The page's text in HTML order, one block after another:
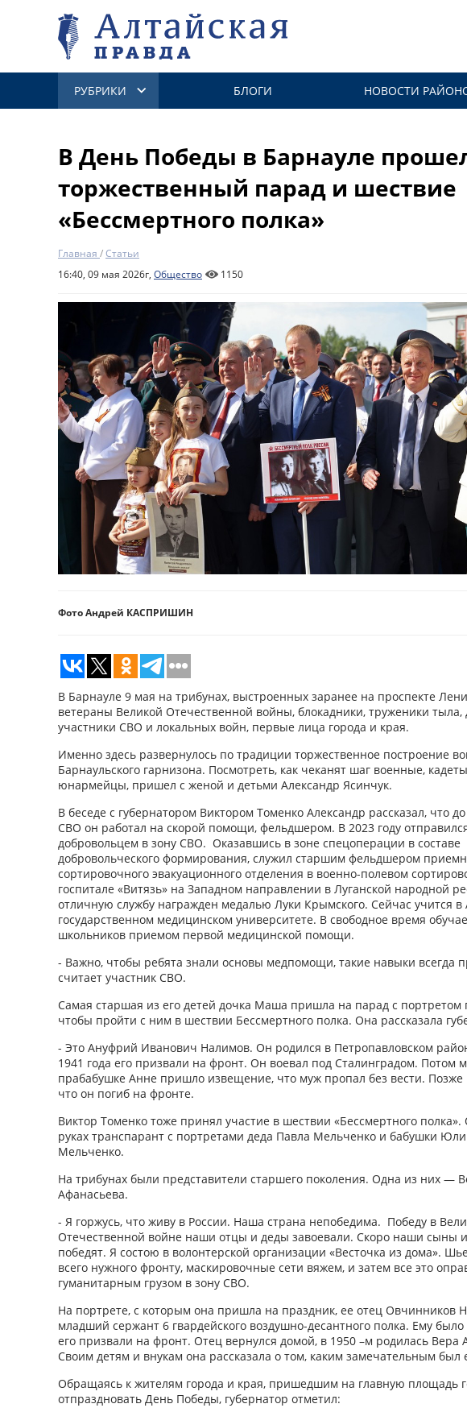
РУБРИКИ БЛОГИ НОВОСТИ
В День Победы в Барнауле
торжественный парад и шествие
«Бессмертного полка»
Главная /Статьи
16:40, 09 мая 2026г, Общество 1150
Фото Андрей КАСПРИШИН
В Барнауле 9 мая на трибунах, выстроенных заранее на проспекте
ветераны Великой Отечественной войны, блокадники, труженики тыла,
участники СВО и локальных войн, первые лица города и края.
Именно здесь развернулось по традиции торжественное построение
Барнаульского гарнизона. Посмотреть, как чеканят шаг военные,
юнармейцы, пришел с женой и детьми Александр Ясинчук.
В беседе с губернатором Виктором Томенко Александр рассказал, что
СВО он работал на скорой помощи, фельдшером. В 2023 году
добровольцем в зону СВО. Оказавшись в зоне спецоперации в составе
добровольческого формирования, служил старшим фельдшером
сортировочного эвакуационного отделения в военно-полевом
госпитале «Витязь» на Западном направлении в Луганской народной
отличную службу награжден медалью Луки Крымского. Сейчас учится в
государственном медицинском университете. В свободное время
школьников приемом первой медицинской помощи.
- Важно, чтобы ребята знали основы медпомощи, такие навыки всегда
считает участник СВО.
Самая старшая из его детей дочка Маша пришла на парад с портретом
чтобы пройти с ним в шествии Бессмертного полка. Она рассказала
- Это Ануфрий Иванович Налимов. Он родился в Петропавловском
1941 года его призвали на фронт. Он воевал под Сталинградом. Потом
прабабушке Анне пришло извещение, что муж пропал без вести. Позже
что он погиб на фронте.
Виктор Томенко тоже принял участие в шествии «Бессмертного
руках транспарант с портретами деда Павла Мельченко и бабушки
Мельченко.
На трибунах были представители старшего поколения. Одна из них —
Афанасьева.
- Я горжусь, что живу в России. Наша страна непобедима. Победу в
Отечественной войне наши отцы и деды завоевали. Скоро наши сыны
победят. Я состою в волонтерской организации «Весточка из дома».
всего нужного фронту, маскировочные сети вяжем, и затем все это
гуманитарным грузом в зону СВО.
На портрете, с которым она пришла на праздник, ее отец Овчинников
младший сержант 6 гвардейского воздушно-десантного полка. Ему было
его призвали на фронт. Отец вернулся домой, в 1950 –м родилась Вера
Своим детям и внукам она рассказала о том, каким замечательным был
Обращаясь к жителям города и края, пришедшим на главную площадь
отпраздновать День Победы, губернатор отметил: